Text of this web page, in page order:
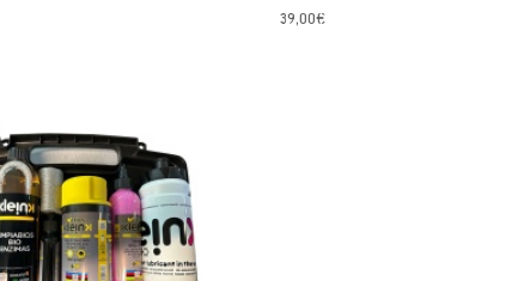
39,00€